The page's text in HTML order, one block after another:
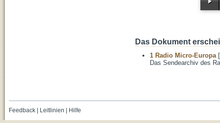
Das Dokument
1 Radio Micro-Europa
Das Sendearchiv des
Feedback| Leitlinien Hilfe